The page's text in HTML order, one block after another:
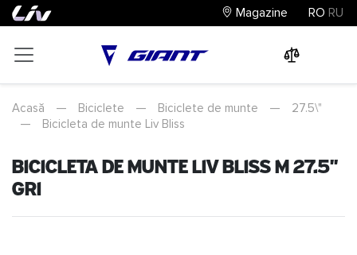
Magazine RO RU
Acasă — Biciclete — Biciclete de munte —
27.5\"
—
Bicicleta de munte Liv Bliss
Bicicleta de munte Liv Bliss M 27.5"
Gri